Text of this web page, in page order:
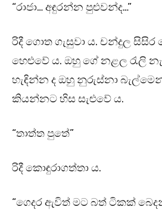
“රාජා… අඳුරන්න පුළුවන්ද…”
රිදී ගොත ගැසුවා ය. චන්දුල
හෙළුවේ ය. ඔහු ගේ නළල රැලි
හැඳින්න ද ඔහු නුරුස්නා බැල්මෙන්
කියන්නට හිස සැළුවේ ය.
“තාත්ත පුතේ”
රිදී කොඳුරාගත්තා ය.
“ගෙදර ඇවිත් මට බත් ටිකක්